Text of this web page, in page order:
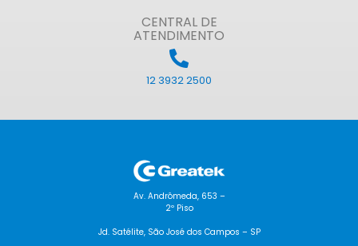
CENTRAL DE
ATENDIMENTO
12 3932 2500
Av. Andrômeda, 653 –
2º Piso
Jd. Satélite, São José dos Campos – SP